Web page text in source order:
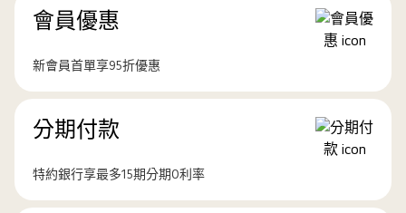
會員優惠
新會員首單享95折優惠
分期付款
特約銀行享最多15期分期0利率